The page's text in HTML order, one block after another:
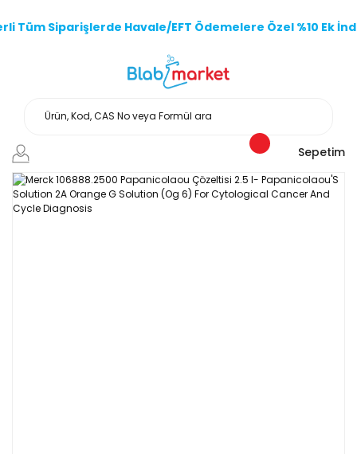
Tüm Siparişlerde Havale/EFT Ödemelere Özel %10 Ek
Sepetim